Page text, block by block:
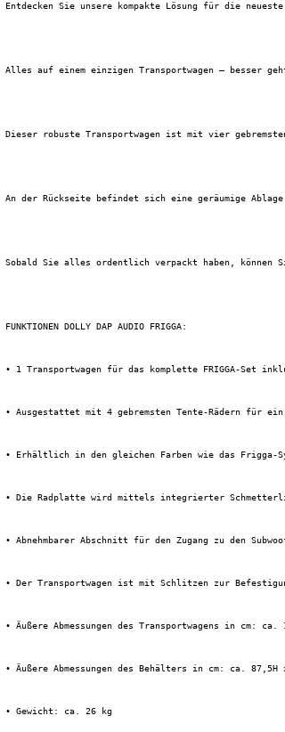
Entdecken Sie unsere kompakte Lösung für die
Alles auf einem einzigen Transportwagen – besser
Dieser robuste Transportwagen ist mit vier
An der Rückseite befindet sich eine geräumige
Sobald Sie alles ordentlich verpackt haben, können
FUNKTIONEN DOLLY DAP AUDIO FRIGGA:
• 1 Transportwagen für das komplette FRIGGA-Set
• Ausgestattet mit 4 gebremsten Tente-Rädern für
• Erhältlich in den gleichen Farben wie das Frigga-
• Die Radplatte wird mittels integrierter
• Abnehmbarer Abschnitt für den Zugang zu den
• Der Transportwagen ist mit Schlitzen zur
• Äußere Abmessungen des Transportwagens in cm:
• Äußere Abmessungen des Behälters in cm: ca. 87,5H
• Gewicht: ca. 26 kg